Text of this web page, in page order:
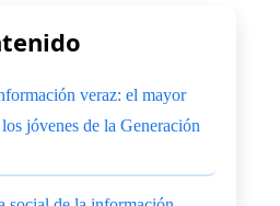
veraz: el mayor
jóvenes de la Generación